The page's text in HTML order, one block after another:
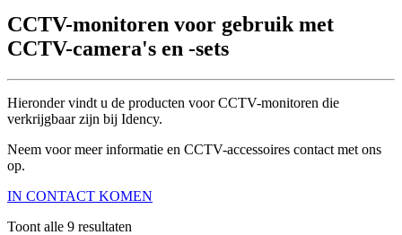
CCTV-monitoren voor gebruik met
CCTV-camera's en -sets
Hieronder vindt u de producten voor CCTV-monitoren die
verkrijgbaar zijn bij Idency.
Neem voor meer informatie en CCTV-accessoires contact met ons
op.
IN CONTACT KOMEN
Toont alle 9 resultaten